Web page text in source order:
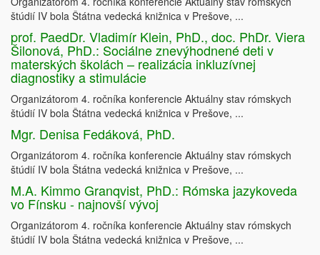
štúdií IV bola Štátna vedecká knižnica v Prešove, ...
prof. PaedDr. Vladimír Klein, PhD., doc. PhDr. Viera
Šilonová, PhD.: Sociálne znevýhodnené deti v
materských školách – realizácia inkluzívnej
diagnostiky a stimulácie
Organizátorom 4. ročníka konferencie Aktuálny stav rómskych
štúdií IV bola Štátna vedecká knižnica v Prešove, ...
Mgr. Denisa Fedáková, PhD.
Organizátorom 4. ročníka konferencie Aktuálny stav rómskych
štúdií IV bola Štátna vedecká knižnica v Prešove, ...
M.A. Kimmo Granqvist, PhD.: Rómska jazykoveda
vo Fínsku - najnovší vývoj
Organizátorom 4. ročníka konferencie Aktuálny stav rómskych
štúdií IV bola Štátna vedecká knižnica v Prešove, ...